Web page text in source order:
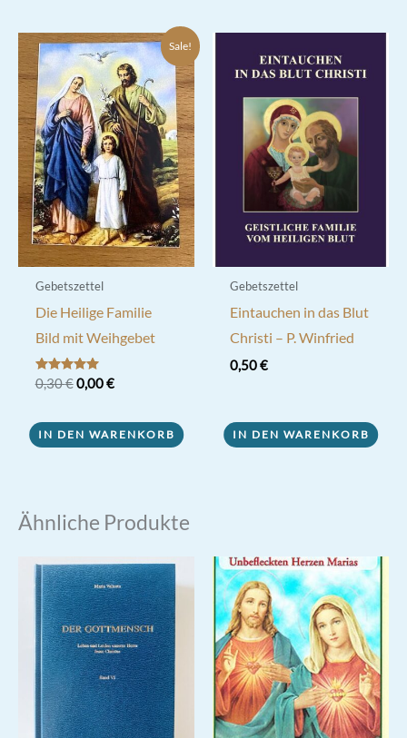
Sale!
Gebetszettel
Die Heilige Familie
Bild mit Weihgebet
Bewertet mit
5.00
0,30€ Ursprünglicher
0,30 €
0,00€Aktueller
0,00 €.
IN DEN WARENKORB
Gebetszettel
Eintauchen in das Blut
Christi – P. Winfried
0,50€
IN DEN WARENKORB
Ähnliche Produkte